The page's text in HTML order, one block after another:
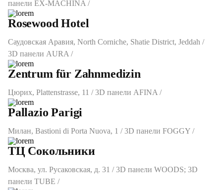
панели EХ-MACHINA /
Rosewood Hotel
Саудовская Аравия, North Corniche, Shatie District, Jeddah /
3D панели AURA /
Zentrum für Zahnmedizin
Цюрих, Plattenstrasse, 11 / 3D панели AFINA /
Pallazio Parigi
Милан, Bastioni di Porta Nuova, 1 / 3D панели FOGGY /
ТЦ Сокольники
Москва, ул. Русаковская, д. 31 / 3D панели WOODS; 3D
панели TUBE /